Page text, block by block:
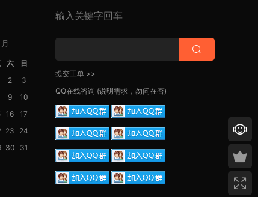
六
日
2
3
9
10
16
17
23
24
30
31
输入关键字回车
提交工单 >>
QQ在线咨询 (说明需求，勿问在否)